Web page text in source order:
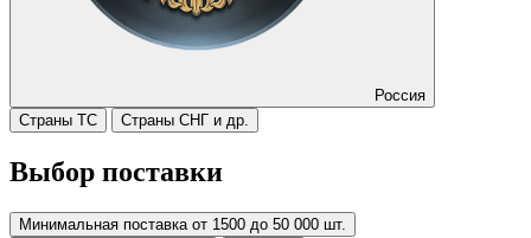
Россия
Страны ТС
Страны СНГ и др.
Выбор поставки
Минимальная поставка от 1500 до 50 000 шт.